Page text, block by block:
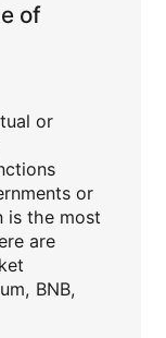
of
or
or
is the most
are
BNB,